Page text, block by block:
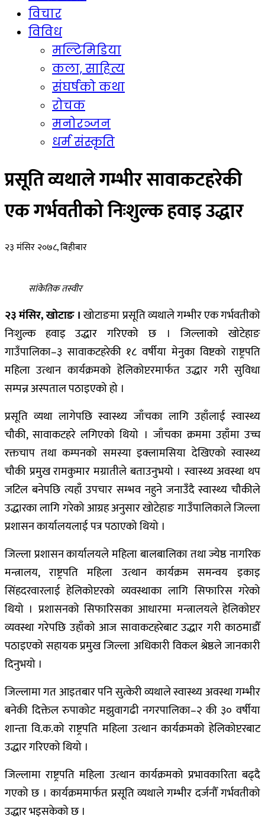
विचार
विविध
मल्टिमिडिया
कला, साहित्य
संघर्षको कथा
रोचक
मनोरञ्जन
धर्म संस्कृति
प्रसूति व्यथाले गम्भीर सावाकटहरेकी
एक गर्भवतीको निःशुल्क हवाइ उद्धार
२३ मंसिर २०७८, बिहीबार
सांकेतिक तस्वीर
२३ मंसिर, खोटाङ ।खोटाङमा प्रसूति व्यथाले गम्भीर एक गर्भवतीको
निःशुल्क हवाइ उद्धार गरिएको छ । जिल्लाको खोटेहाङ
गाउँपालिका–३ सावाकटहरेकी १८ वर्षीया मेनुका विष्टको राष्ट्रपति
महिला उत्थान कार्यक्रमको हेलिकोप्टरमार्फत उद्धार गरी सुविधा
सम्पन्न अस्पताल पठाइएको हो ।
प्रसूति व्यथा लागेपछि स्वास्थ्य जाँचका लागि उहाँलाई स्वास्थ्य
चौकी, सावाकटहरे लगिएको थियो । जाँचका क्रममा उहाँमा उच्च
रक्तचाप तथा कम्पनको समस्या इक्लामसिया देखिएको स्वास्थ्य
चौकी प्रमुख रामकुमार मग्रातीले बताउनुभयो । स्वास्थ्य अवस्था थप
जटिल बनेपछि त्यहाँ उपचार सम्भव नहुने जनाउँदै स्वास्थ्य चौकीले
उद्धारका लागि गरेको आग्रह अनुसार खोटेहाङ गाउँपालिकाले जिल्ला
प्रशासन कार्यालयलाई पत्र पठाएको थियो ।
जिल्ला प्रशासन कार्यालयले महिला बालबालिका तथा ज्येष्ठ नागरिक
मन्त्रालय, राष्ट्रपति महिला उत्थान कार्यक्रम समन्वय इकाइ
सिंहदरवारलाई हेलिकोप्टरको व्यवस्थाका लागि सिफारिस गरेको
थियो । प्रशासनको सिफारिसका आधारमा मन्त्रालयले हेलिकोप्टर
व्यवस्था गरेपछि उहाँको आज सावाकटहरेबाट उद्धार गरी काठमाडौँ
पठाइएको सहायक प्रमुख जिल्ला अधिकारी विकल श्रेष्ठले जानकारी
दिनुभयो ।
जिल्लामा गत आइतबार पनि सुत्केरी व्यथाले स्वास्थ्य अवस्था गम्भीर
बनेकी दिक्तेल रुपाकोट मझुवागढी नगरपालिका–२ की ३० वर्षीया
शान्ता वि.क.को राष्ट्रपति महिला उत्थान कार्यक्रमको हेलिकोप्टरबाट
उद्धार गरिएको थियो ।
जिल्लामा राष्ट्रपति महिला उत्थान कार्यक्रमको प्रभावकारिता बढ्दै
गएको छ । कार्यक्रममार्फत प्रसूति व्यथाले गम्भीर दर्जनौँ गर्भवतीको
उद्धार भइसकेको छ ।